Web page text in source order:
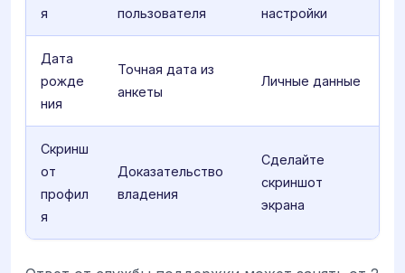
я
пользователя
настройки
Дата
рожде
ния
Точная дата из
анкеты
Личные данные
Скринш
от
профил
я
Доказательство
владения
Сделайте
скриншот
экрана